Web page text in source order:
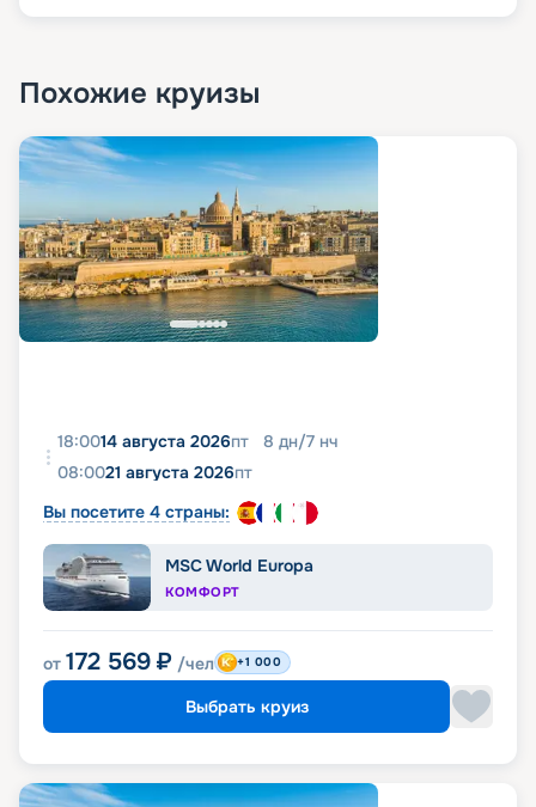
Похожие круизы
18:0014 августа 2026пт 8 дн/7 нч
08:0021 августа 2026пт
Вы посетите 4 страны:
MSC World Europa
КОМФОРТ
от 172 569 ₽ /чел +1 000
Выбрать круиз